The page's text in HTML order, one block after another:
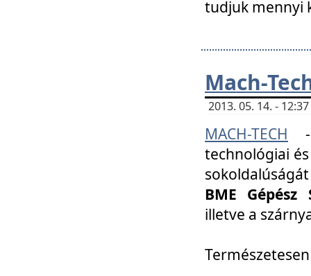
tudjuk mennyi
Mach-
2013. 05. 14. -
MACH-TECH
technológiai
BME
illetve a